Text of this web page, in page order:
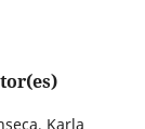
Karla